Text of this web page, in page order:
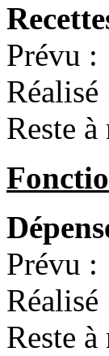
Reste
Reste